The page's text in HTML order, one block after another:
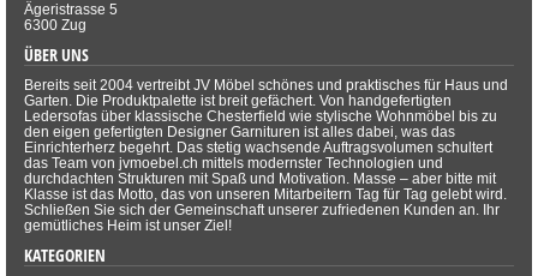
Ägeristrasse 5
6300 Zug
ÜBER UNS
Bereits seit 2004 vertreibt JV Möbel schönes und praktisches für Haus und
Garten. Die Produktpalette ist breit gefächert. Von handgefertigten
Ledersofas über klassische Chesterfield wie stylische Wohnmöbel bis zu
den eigen gefertigten Designer Garnituren ist alles dabei, was das
Einrichterherz begehrt. Das stetig wachsende Auftragsvolumen schultert
das Team von jvmoebel.ch mittels modernster Technologien und
durchdachten Strukturen mit Spaß und Motivation. Masse – aber bitte mit
Klasse ist das Motto, das von unseren Mitarbeitern Tag für Tag gelebt wird.
Schließen Sie sich der Gemeinschaft unserer zufriedenen Kunden an. Ihr
gemütliches Heim ist unser Ziel!
KATEGORIEN